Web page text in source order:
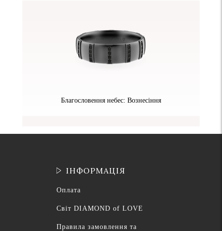
Благословення небес: Вознесіння
ІНФОРМАЦІЯ
Оплата
Світ DIAMOND of LOVE
Правила замовлення та